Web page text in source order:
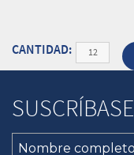
Cantidad
SUSCRÍBASE